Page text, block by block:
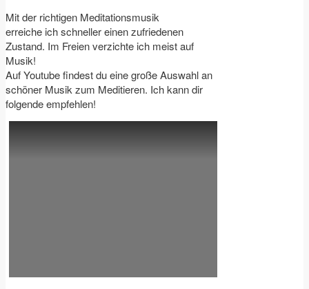
Mit der richtigen Meditationsmusik
erreiche ich schneller einen zufriedenen
Zustand. Im Freien verzichte ich meist auf
Musik!
Auf Youtube findest du eine große Auswahl an
schöner Musik zum Meditieren. Ich kann dir
folgende empfehlen!